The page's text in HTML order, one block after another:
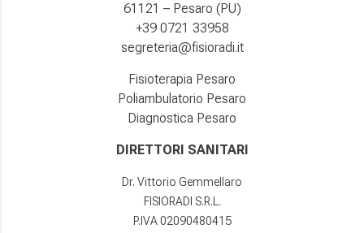
61121 – Pesaro (PU)
+39 0721 33958
segreteria@fisioradi.it
Fisioterapia Pesaro
Poliambulatorio Pesaro
Diagnostica Pesaro
DIRETTORI SANITARI
Dr. Vittorio Gemmellaro
FISIORADI S.R.L.
P.IVA 02090480415